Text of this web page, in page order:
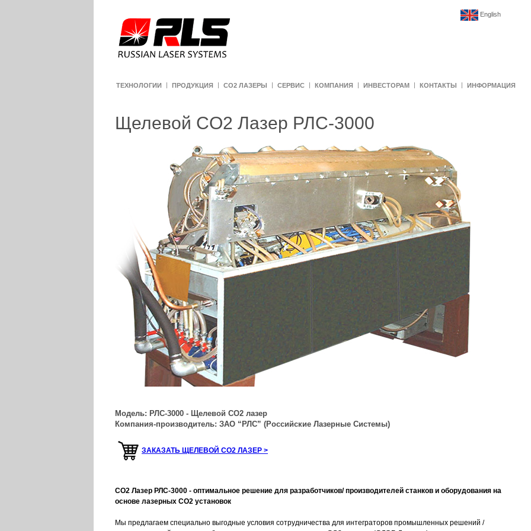
ТЕХНОЛОГИИ ПРОДУКЦИЯ CO2 ЛАЗЕРЫ СЕРВИС КОМПАНИЯ ИНВЕСТОРАМ КОНТАКТЫ ИНФОРМАЦИЯ
English
Щелевой CO2 Лазер РЛС-3000
Модель: РЛС-3000 - Щелевой СО2 лазер
Компания-производитель: ЗАО “РЛС” (Российские Лазерные Системы)
ЗАКАЗАТЬ ЩЕЛЕВОЙ СО2 ЛАЗЕР >
CO2 Лазер РЛС-3000 - оптимальное решение для разработчиков/ производителей станков и оборудования на
основе лазерных CO2 установок
Мы предлагаем специально выгодные условия сотрудничества для интеграторов промышленных решений /